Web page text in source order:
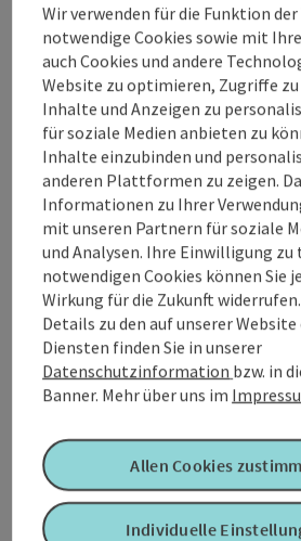
GmbH wurde 1924 in Ried im
gegründet, wo sich auch heute
befindet. Die ...
Beschreibung vollständig anzeigen
Kontakt
Öffnungszeiten
Anreise/Lage
Eignung
Barrierefreiheit
Wir verwenden für die Funktion
notwendige Cookies sowie mit
auch Cookies und andere
Website zu optimieren, Zugriffe
Inhalte und Anzeigen zu
für soziale Medien anbieten zu
Inhalte einzubinden und
anderen Plattformen zu zeigen.
Informationen zu Ihrer
mit unseren Partnern für soziale
und Analysen. Ihre Einwilligung
notwendigen Cookies können Sie
Wirkung für die Zukunft
Details zu den auf unserer
Diensten finden Sie in unserer
Datenschutzinformation bzw. in
Banner. Mehr über uns im
Individuelle
Allen Cookies